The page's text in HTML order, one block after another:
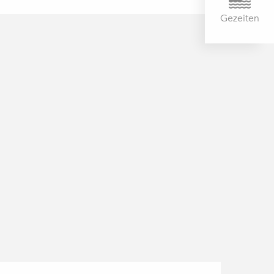
Gezeiten